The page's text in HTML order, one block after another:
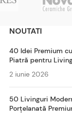
NOUTATI
40 Idei Premium
Piatră pentru
2 iunie 2026
50 Livinguri
Porțelanată